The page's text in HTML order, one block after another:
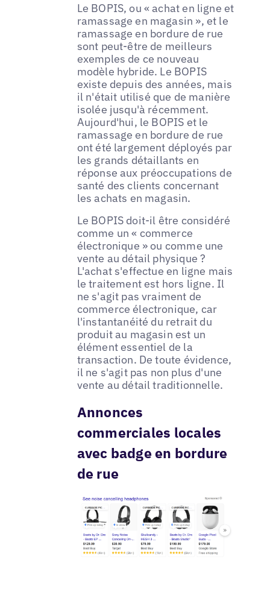
Le BOPIS, ou « achat en ligne et
ramassage en magasin », et le
ramassage en bordure de rue
sont peut-être de meilleurs
exemples de ce nouveau
modèle hybride. Le BOPIS
existe depuis des années, mais
il n'était utilisé que de manière
isolée jusqu'à récemment.
Aujourd'hui, le BOPIS et le
ramassage en bordure de rue
ont été largement déployés par
les grands détaillants en
réponse aux préoccupations de
santé des clients concernant
les achats en magasin.
Le BOPIS doit-il être considéré
comme un « commerce
électronique » ou comme une
vente au détail physique ?
L'achat s'effectue en ligne mais
le traitement est hors ligne. Il
ne s'agit pas vraiment de
commerce électronique, car
l'instantanéité du retrait du
produit au magasin est un
élément essentiel de la
transaction. De toute évidence,
il ne s'agit pas non plus d'une
vente au détail traditionnelle.
Annonces
commerciales locales
avec badge en bordure
de rue